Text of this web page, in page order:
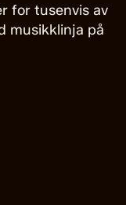
for tusenvis av
musikklinja på